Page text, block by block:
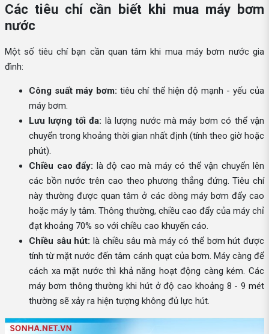
Các tiêu chí cần biết khi mua máy bơm
nước
Một số tiêu chí bạn cần quan tâm khi mua máy bơm nước gia
đình:
Công suất máy bơm: tiêu chí thể hiện độ mạnh - yếu của
máy bơm.
Lưu lượng tối đa: là lượng nước mà máy bơm có thể vận
chuyển trong khoảng thời gian nhất định (tính theo giờ hoặc
phút).
Chiều cao đẩy: là độ cao mà máy có thể vận chuyển lên
các bồn nước trên cao theo phương thẳng đứng. Tiêu chí
này thường được quan tâm ở các dòng máy bơm đẩy cao
hoặc máy ly tâm. Thông thường, chiều cao đẩy của máy chỉ
đạt khoảng 70% so với chiều cao khuyến cáo.
Chiều sâu hút: là chiều sâu mà máy có thể bơm hút được
tính từ mặt nước đến tâm cánh quạt của bơm. Máy càng để
cách xa mặt nước thì khả năng hoạt động càng kém. Các
máy bơm thông thường khi hút ở độ cao khoảng 8 - 9 mét
thường sẽ xảy ra hiện tượng không đủ lực hút.